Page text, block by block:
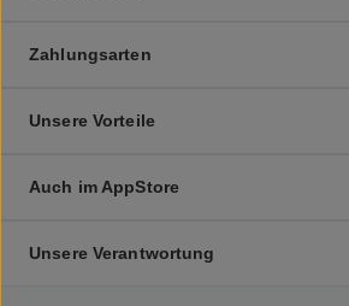
Zahlungsarten
Unsere Vorteile
Auch im AppStore
Unsere Verantwortung